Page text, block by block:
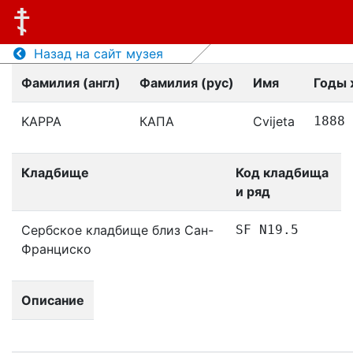
Назад на сайт музея
Фамилия (англ)
Фамилия (рус) Имя Годы
KAPPA КАПА Cvijeta 1888
Кладбище
Код кладбища
и ряд
Сербское кладбище близ Сан-
Франциско
SF N19.5
Описание